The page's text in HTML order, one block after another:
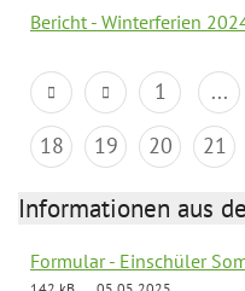
Bericht - Winterferien
1 ...
18
19 20 21
Informationen aus
Formular - Einschüler